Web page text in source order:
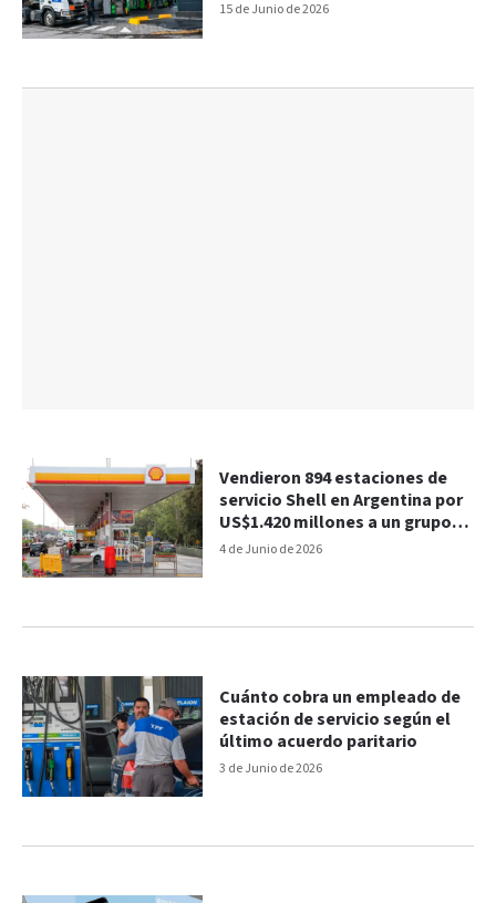
15 de Junio de 2026
4 de Junio de 2026
Vendieron 894 estaciones de
servicio Shell en Argentina por
US$1.420 millones a un grupo
suizo
3 de Junio de 2026
Cuánto cobra un empleado de
estación de servicio según el
último acuerdo paritario